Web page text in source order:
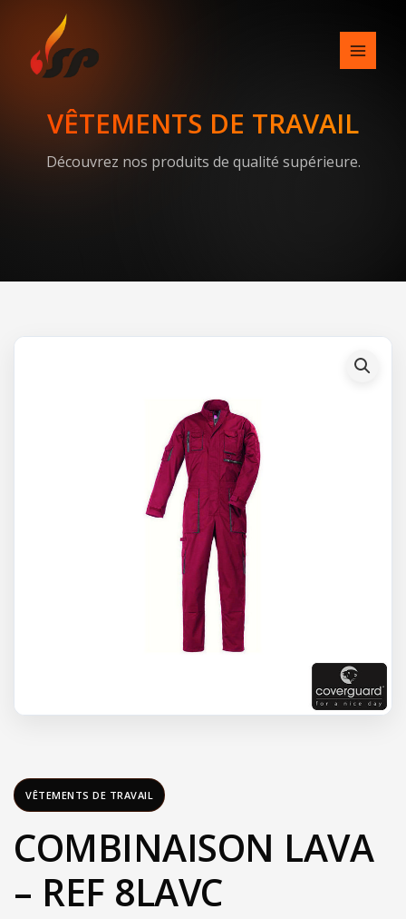
content
VÊTEMENTS DE TRAVAIL
Découvrez nos produits de qualité supérieure.
VÊTEMENTS DE TRAVAIL
COMBINAISON LAVA
– REF 8LAVC